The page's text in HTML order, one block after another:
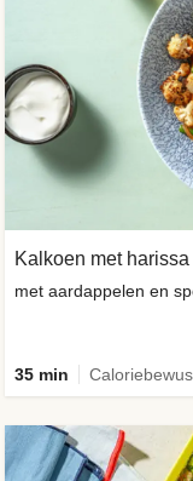
Kalkoen met
met aardappelen en
35 min